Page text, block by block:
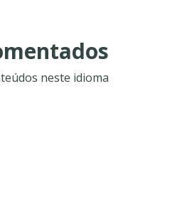
neste idioma